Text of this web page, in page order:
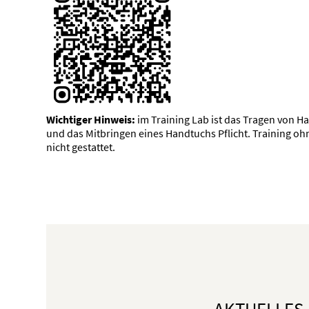
Wichtiger Hinweis: im Training Lab ist das Tragen von
und das Mitbringen eines Handtuchs Pflicht. Training
nicht gestattet.